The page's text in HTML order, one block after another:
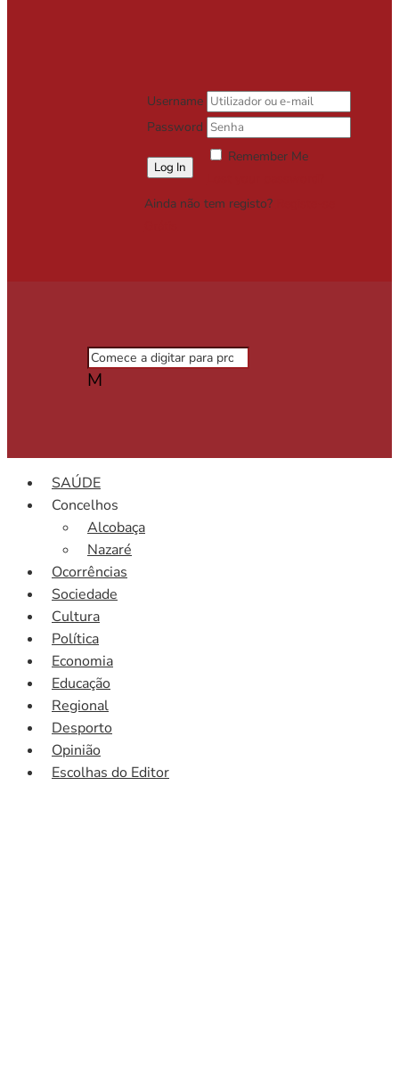
Username
Password
Remember Me
Ainda não tem registo?
M
SAÚDE
Concelhos
Alcobaça
Nazaré
Ocorrências
Sociedade
Cultura
Política
Economia
Educação
Regional
Desporto
Opinião
Escolhas do Editor